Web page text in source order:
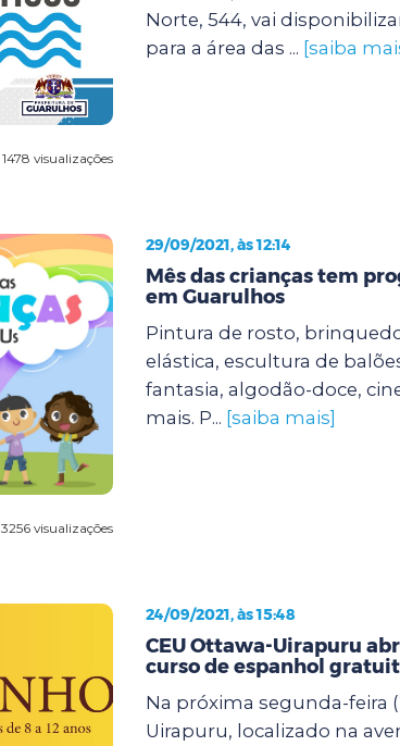
1478 visualizações
Norte, 544, vai
para a área das ... [saiba
3256 visualizações
29/09/2021, às 12:14
Mês das crianças tem
em Guarulhos
Pintura de rosto,
elástica, escultura de
fantasia, algodão-doce,
mais. P... [saiba mais]
24/09/2021, às 15:48
CEU Ottawa-Uirapuru
curso de espanhol
Na próxima segunda-feira
Uirapuru, localizado na